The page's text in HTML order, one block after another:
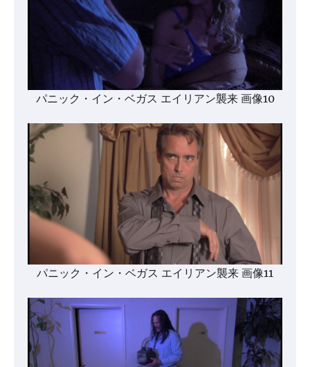
パニック・イン・ベガス エイリアン襲来 画像10
パニック・イン・ベガス エイリアン襲来 画像11